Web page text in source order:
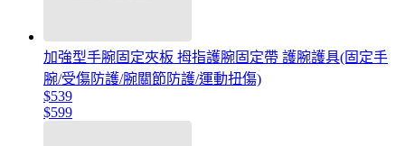
加強型手腕固定夾板 拇指護腕固定帶 護腕護具(固定手
腕/受傷防護/腕關節防護/運動扭傷)
$539
$599